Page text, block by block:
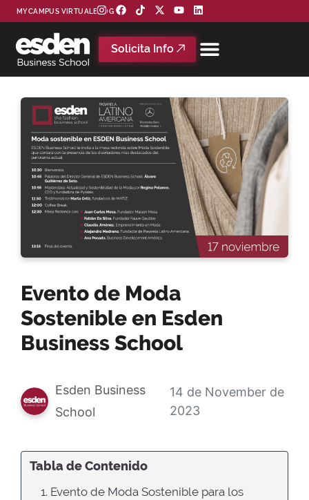
MYCAMPUS VIRTUAL BLOG
Solicita Info
Evento de Moda
Sostenible en Esden
Business School
Esden Business
School
14 de November de
2023
Tabla de Contenido
1. Evento de Moda Sostenible para los